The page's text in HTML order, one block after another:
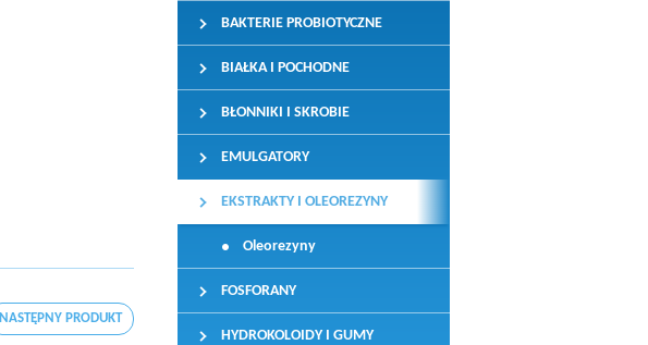
BAKTERIE PROBIOTYCZNE
BIAŁKA I POCHODNE
BŁONNIKI I SKROBIE
EMULGATORY
EKSTRAKTY I OLEOREZYNY
Oleorezyny
FOSFORANY
HYDROKOLOIDY I GUMY
NASTĘPNY PRODUKT